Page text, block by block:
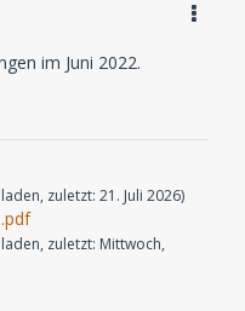
im Juni 2022.
zuletzt: 21. Juli 2026)
zuletzt: Mittwoch,